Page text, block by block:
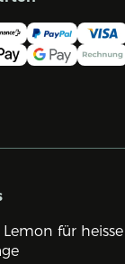
für heisse